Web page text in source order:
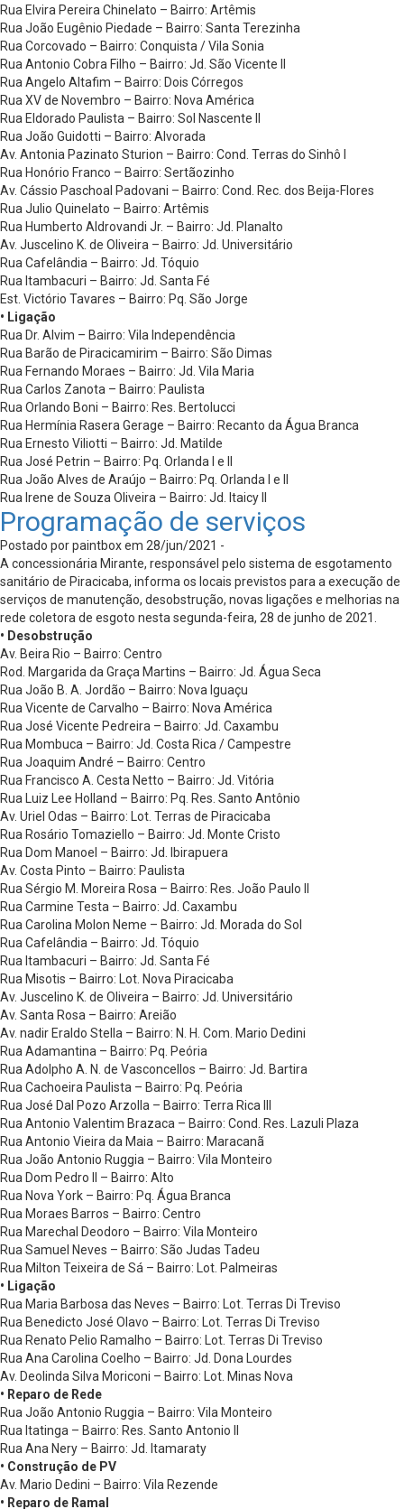
Rua Elvira Pereira Chinelato – Bairro: Artêmis
Rua João Eugênio Piedade – Bairro: Santa Terezinha
Rua Corcovado – Bairro: Conquista / Vila Sonia
Rua Antonio Cobra Filho – Bairro: Jd. São Vicente II
Rua Angelo Altafim – Bairro: Dois Córregos
Rua XV de Novembro – Bairro: Nova América
Rua Eldorado Paulista – Bairro: Sol Nascente II
Rua João Guidotti – Bairro: Alvorada
Av. Antonia Pazinato Sturion – Bairro: Cond. Terras do Sinhô I
Rua Honório Franco – Bairro: Sertãozinho
Av. Cássio Paschoal Padovani – Bairro: Cond. Rec. dos Beija-Flores
Rua Julio Quinelato – Bairro: Artêmis
Rua Humberto Aldrovandi Jr. – Bairro: Jd. Planalto
Av. Juscelino K. de Oliveira – Bairro: Jd. Universitário
Rua Cafelândia – Bairro: Jd. Tóquio
Rua Itambacuri – Bairro: Jd. Santa Fé
Est. Victório Tavares – Bairro: Pq. São Jorge
• Ligação
Rua Dr. Alvim – Bairro: Vila Independência
Rua Barão de Piracicamirim – Bairro: São Dimas
Rua Fernando Moraes – Bairro: Jd. Vila Maria
Rua Carlos Zanota – Bairro: Paulista
Rua Orlando Boni – Bairro: Res. Bertolucci
Rua Hermínia Rasera Gerage – Bairro: Recanto da Água Branca
Rua Ernesto Viliotti – Bairro: Jd. Matilde
Rua José Petrin – Bairro: Pq. Orlanda I e II
Rua João Alves de Araújo – Bairro: Pq. Orlanda I e II
Rua Irene de Souza Oliveira – Bairro: Jd. Itaicy II
Programação de serviços
Postado por paintbox em 28/jun/2021 -
A concessionária Mirante, responsável pelo sistema de esgotamento
sanitário de Piracicaba, informa os locais previstos para a execução de
serviços de manutenção, desobstrução, novas ligações e melhorias na
rede coletora de esgoto nesta segunda-feira, 28 de junho de 2021.
• Desobstrução
Av. Beira Rio – Bairro: Centro
Rod. Margarida da Graça Martins – Bairro: Jd. Água Seca
Rua João B. A. Jordão – Bairro: Nova Iguaçu
Rua Vicente de Carvalho – Bairro: Nova América
Rua José Vicente Pedreira – Bairro: Jd. Caxambu
Rua Mombuca – Bairro: Jd. Costa Rica / Campestre
Rua Joaquim André – Bairro: Centro
Rua Francisco A. Cesta Netto – Bairro: Jd. Vitória
Rua Luiz Lee Holland – Bairro: Pq. Res. Santo Antônio
Av. Uriel Odas – Bairro: Lot. Terras de Piracicaba
Rua Rosário Tomaziello – Bairro: Jd. Monte Cristo
Rua Dom Manoel – Bairro: Jd. Ibirapuera
Av. Costa Pinto – Bairro: Paulista
Rua Sérgio M. Moreira Rosa – Bairro: Res. João Paulo II
Rua Carmine Testa – Bairro: Jd. Caxambu
Rua Carolina Molon Neme – Bairro: Jd. Morada do Sol
Rua Cafelândia – Bairro: Jd. Tóquio
Rua Itambacuri – Bairro: Jd. Santa Fé
Rua Misotis – Bairro: Lot. Nova Piracicaba
Av. Juscelino K. de Oliveira – Bairro: Jd. Universitário
Av. Santa Rosa – Bairro: Areião
Av. nadir Eraldo Stella – Bairro: N. H. Com. Mario Dedini
Rua Adamantina – Bairro: Pq. Peória
Rua Adolpho A. N. de Vasconcellos – Bairro: Jd. Bartira
Rua Cachoeira Paulista – Bairro: Pq. Peória
Rua José Dal Pozo Arzolla – Bairro: Terra Rica III
Rua Antonio Valentim Brazaca – Bairro: Cond. Res. Lazuli Plaza
Rua Antonio Vieira da Maia – Bairro: Maracanã
Rua João Antonio Ruggia – Bairro: Vila Monteiro
Rua Dom Pedro II – Bairro: Alto
Rua Nova York – Bairro: Pq. Água Branca
Rua Moraes Barros – Bairro: Centro
Rua Marechal Deodoro – Bairro: Vila Monteiro
Rua Samuel Neves – Bairro: São Judas Tadeu
Rua Milton Teixeira de Sá – Bairro: Lot. Palmeiras
• Ligação
Rua Maria Barbosa das Neves – Bairro: Lot. Terras Di Treviso
Rua Benedicto José Olavo – Bairro: Lot. Terras Di Treviso
Rua Renato Pelio Ramalho – Bairro: Lot. Terras Di Treviso
Rua Ana Carolina Coelho – Bairro: Jd. Dona Lourdes
Av. Deolinda Silva Moriconi – Bairro: Lot. Minas Nova
• Reparo de Rede
Rua João Antonio Ruggia – Bairro: Vila Monteiro
Rua Itatinga – Bairro: Res. Santo Antonio II
Rua Ana Nery – Bairro: Jd. Itamaraty
• Construção de PV
Av. Mario Dedini – Bairro: Vila Rezende
• Reparo de Ramal